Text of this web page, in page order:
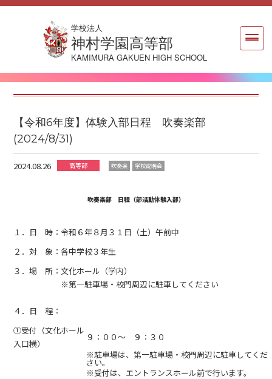
学校法人
神村学園高等部
KAMIMURA GAKUEN HIGH SCHOOL
【令和6年度】体験入部日程 吹奏楽部
(2024/8/31)
2024.08.26 高等部 吹奏楽 学校説明会
吹奏楽部 日程（部活動体験入部）
１．日 時：令和６年８月３１日（土）午前中
２．対 象：各中学校３年生
３．場 所：文化ホール（学内）
※第一駐車場・校門周辺に駐車してください
４．日 程：
①受付（文化ホール
入口横）
９：００～ ９：３０
※駐車場は、第一駐車場・校門周辺に駐車してくだ
さい。
※受付は、エントランスホール前で行います。